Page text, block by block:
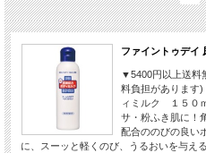
ファイントゥデイ
▼5400円以上送料
料負担がありま
ィミルク １５０
サ・粉ふき肌に！
配合ののびの良い
に、スーッと軽くのび、うるおいを与え